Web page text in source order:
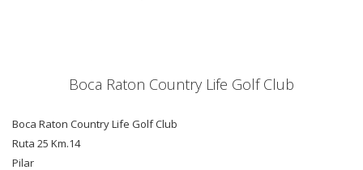
Boca Raton Country Life Golf Club
Boca Raton Country Life Golf Club
Ruta 25 Km.14
Pilar